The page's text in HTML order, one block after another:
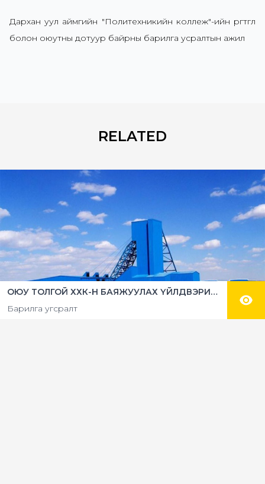
Дархан уул аймгийн "Политехникийн коллеж"-ийн өргөтгөл
болон оюутны дотуур байрны барилга усралтын ажил
RELATED
ОЮУ ТОЛГОЙ ХХК-Н БАЯЖУУЛАХ ҮЙЛДВЭРИЙН БЕТОН ШАЛ ЦУТГАХ АЖИЛ
Барилга угсралт